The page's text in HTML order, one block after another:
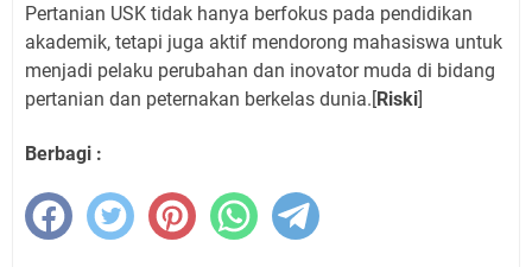
Pertanian USK tidak hanya berfokus pada pendidikan
akademik, tetapi juga aktif mendorong mahasiswa untuk
menjadi pelaku perubahan dan inovator muda di bidang
pertanian dan peternakan berkelas dunia.[Riski]
Berbagi :